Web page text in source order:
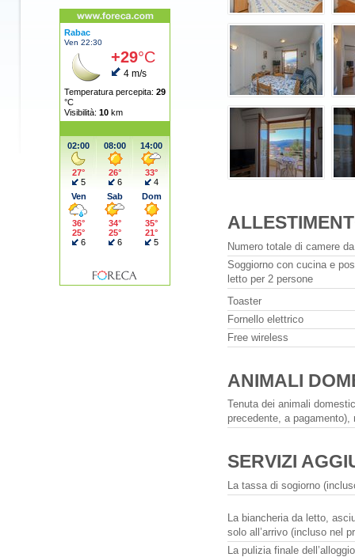
Numero totale di camere
Soggiorno con cucina e
letto per 2 persone
Toaster
Fornello elettrico
Free wireless
ANIMALI
Tenuta dei animali
precedente, a pagamento),
SERVIZI
La tassa di sogiorno
La biancheria da letto,
solo all’arrivo (incluso nel
La pulizia finale